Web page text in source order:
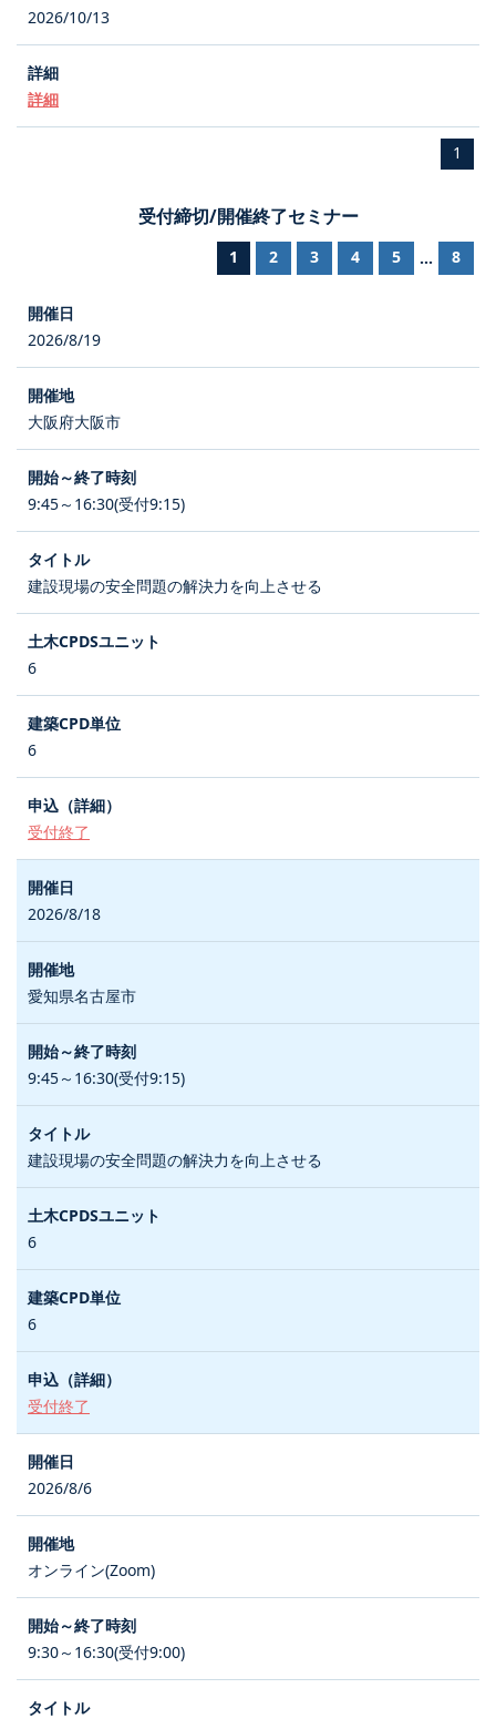
2026/10/13
詳細
1
受付締切/開催終了セミナー
1 2 3 4 5 ... 8
2026/8/19
大阪府大阪市
9:45～16:30(受付9:15)
建設現場の安全問題の解決力を向上させる
6
6
受付終了
2026/8/18
愛知県名古屋市
9:45～16:30(受付9:15)
建設現場の安全問題の解決力を向上させる
6
6
受付終了
2026/8/6
オンライン(Zoom)
9:30～16:30(受付9:00)